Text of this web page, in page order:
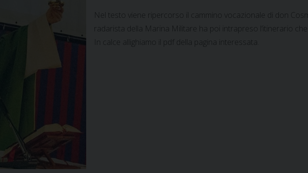
Nel testo viene ripercorso il cammino vocazionale di don
radarista della Marina Militare ha poi intrapreso l’itinerario
In calce allighiamo il pdf della pagina interessata.